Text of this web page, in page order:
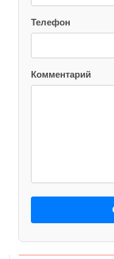
Телефон
Комментарий